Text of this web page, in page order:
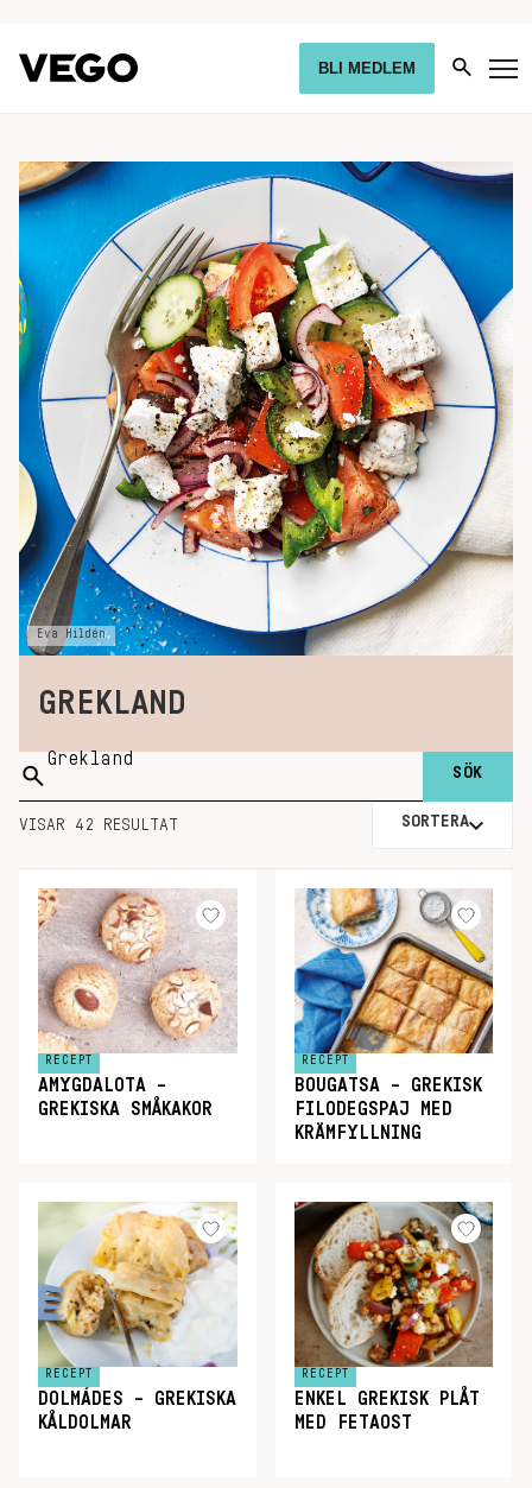
BLI MEDLEM
Eva Hildén
GREKLAND
Sök
på:
VISAR 42 RESULTAT SORTERA
RECEPT
AMYGDALOTA –
GREKISKA SMÅKAKOR
RECEPT
BOUGATSA – GREKISK
FILODEGSPAJ MED
KRÄMFYLLNING
RECEPT
DOLMÁDES – GREKISKA
KÅLDOLMAR
RECEPT
ENKEL GREKISK PLÅT
MED FETAOST